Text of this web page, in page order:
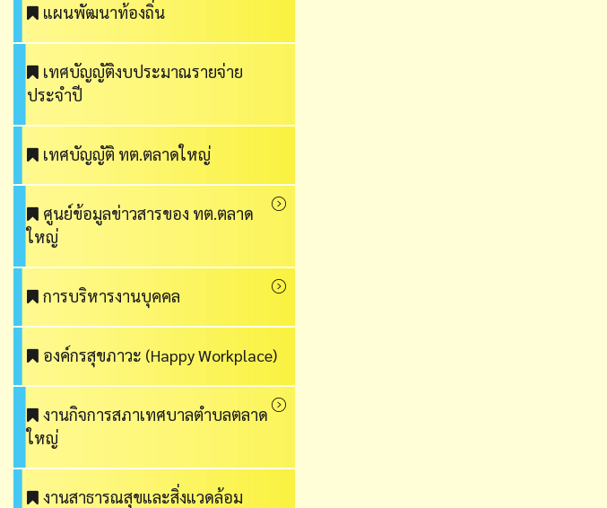
แผนพัฒนาท้องถิ่น
เทศบัญญัติงบประมาณรายจ่าย
ประจำปี
เทศบัญญัติ ทต.ตลาดใหญ่
ศูนย์ข้อมูลข่าวสารของ ทต.ตลาด
ใหญ่
การบริหารงานบุคคล
องค์กรสุขภาวะ (Happy Workplace)
งานกิจการสภาเทศบาลตำบลตลาด
ใหญ่
งานสาธารณสุขและสิ่งแวดล้อม